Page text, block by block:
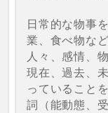
日常的な物事
業、食べ物な
人々、感情、
現在、過去、
っていること
詞（能動態、